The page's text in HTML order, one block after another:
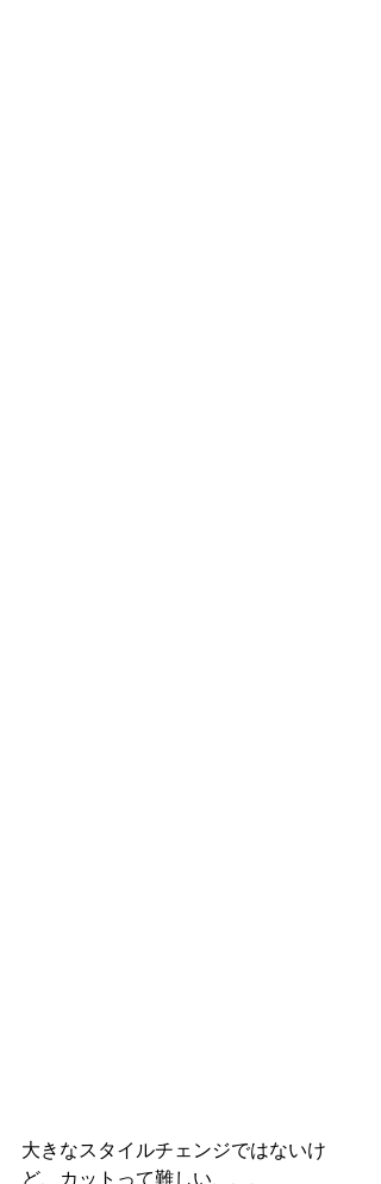
大きなスタイルチェンジではないけ
ど、カットって難しい、、、